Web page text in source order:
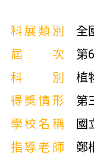
科展類別
全
屆次
第
科別
植
得獎情形
第
學校名稱
國
指導老師
鄭